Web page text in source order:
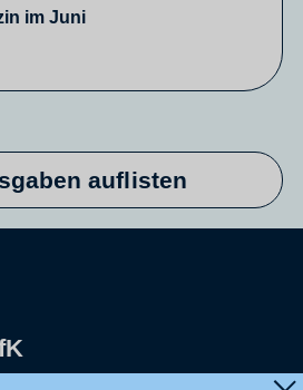
im Juni
auflisten